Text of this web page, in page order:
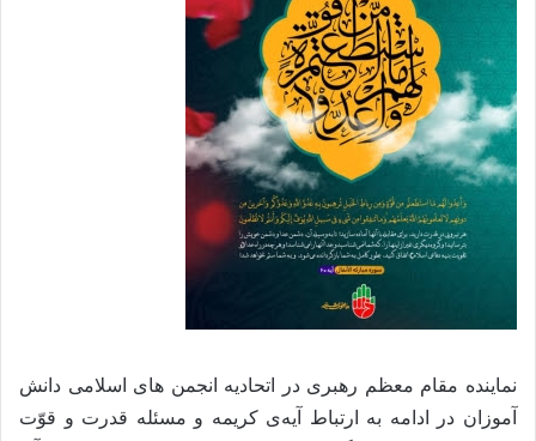
نماینده مقام معظم رهبری در اتحادیه انجمن های اسلامی دانش
آموزان در ادامه به ارتباط آیه‌ی کریمه و مسئله قدرت و قوّت